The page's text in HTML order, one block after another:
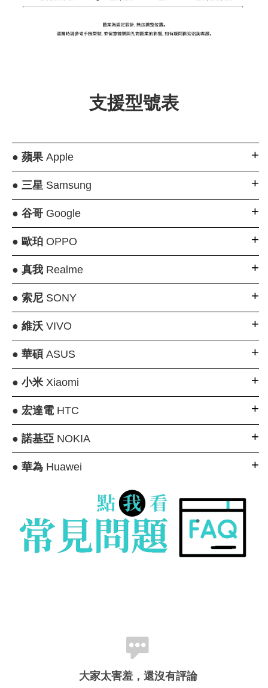
支援型號表
● 蘋果Apple
● 三星Samsung
● 谷哥Google
● 歐珀OPPO
● 真我Realme
● 索尼SONY
● 維沃VIVO
● 華碩 ASUS
● 小米Xiaomi
● 宏達電HTC
● 諾基亞NOKIA
● 華為Huawei
大家太害羞，還沒有評論